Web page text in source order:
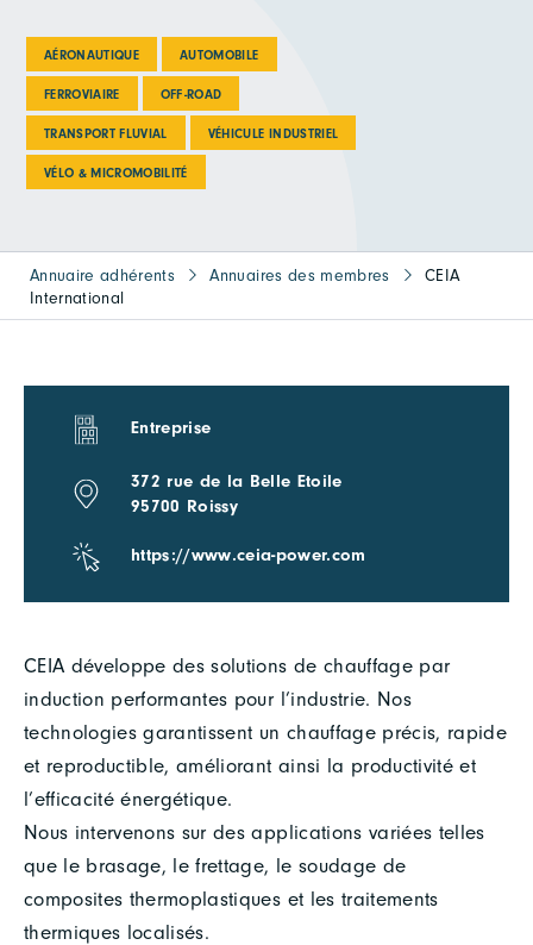
AÉRONAUTIQUE AUTOMOBILE
FERROVIAIRE OFF-ROAD
TRANSPORT FLUVIAL VÉHICULE INDUSTRIEL
VÉLO & MICROMOBILITÉ
Annuaire adhérents Annuaires des membres
CEIA
International
CEIA développe des solutions de chauffage par
induction performantes pour l’industrie. Nos
technologies garantissent un chauffage précis, rapide
et reproductible, améliorant ainsi la productivité et
l’efficacité énergétique.
Nous intervenons sur des applications variées telles
que le brasage, le frettage, le soudage de
composites thermoplastiques et les traitements
thermiques localisés.
Entreprise
372 rue de la Belle Etoile
95700 Roissy
https://www.ceia-power.com